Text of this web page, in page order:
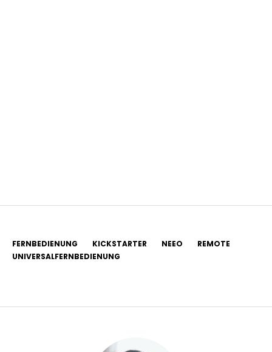
FERNBEDIENUNG KICKSTARTER NEEO
REMOTE
UNIVERSALFERNBEDIENUNG